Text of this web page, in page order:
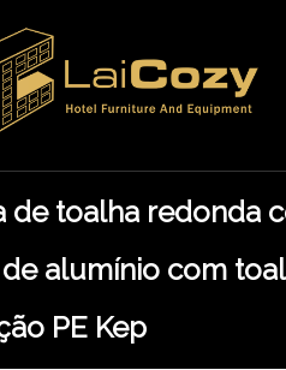
de toalha redonda
alumínio com
PE Kep